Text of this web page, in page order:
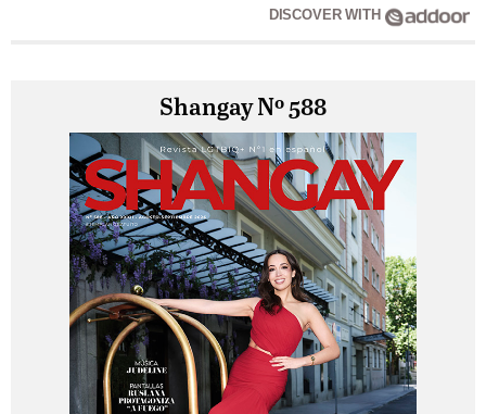
DISCOVER WITH
Shangay Nº 588